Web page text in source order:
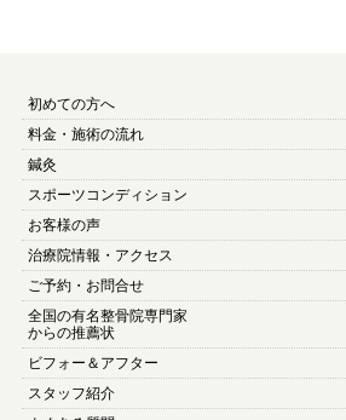
初めての方へ
料金・施術の流れ
鍼灸
スポーツコンディション
お客様の声
治療院情報・アクセス
ご予約・お問合せ
全国の有名整骨院専門家
からの推薦状
ビフォー＆アフター
スタッフ紹介